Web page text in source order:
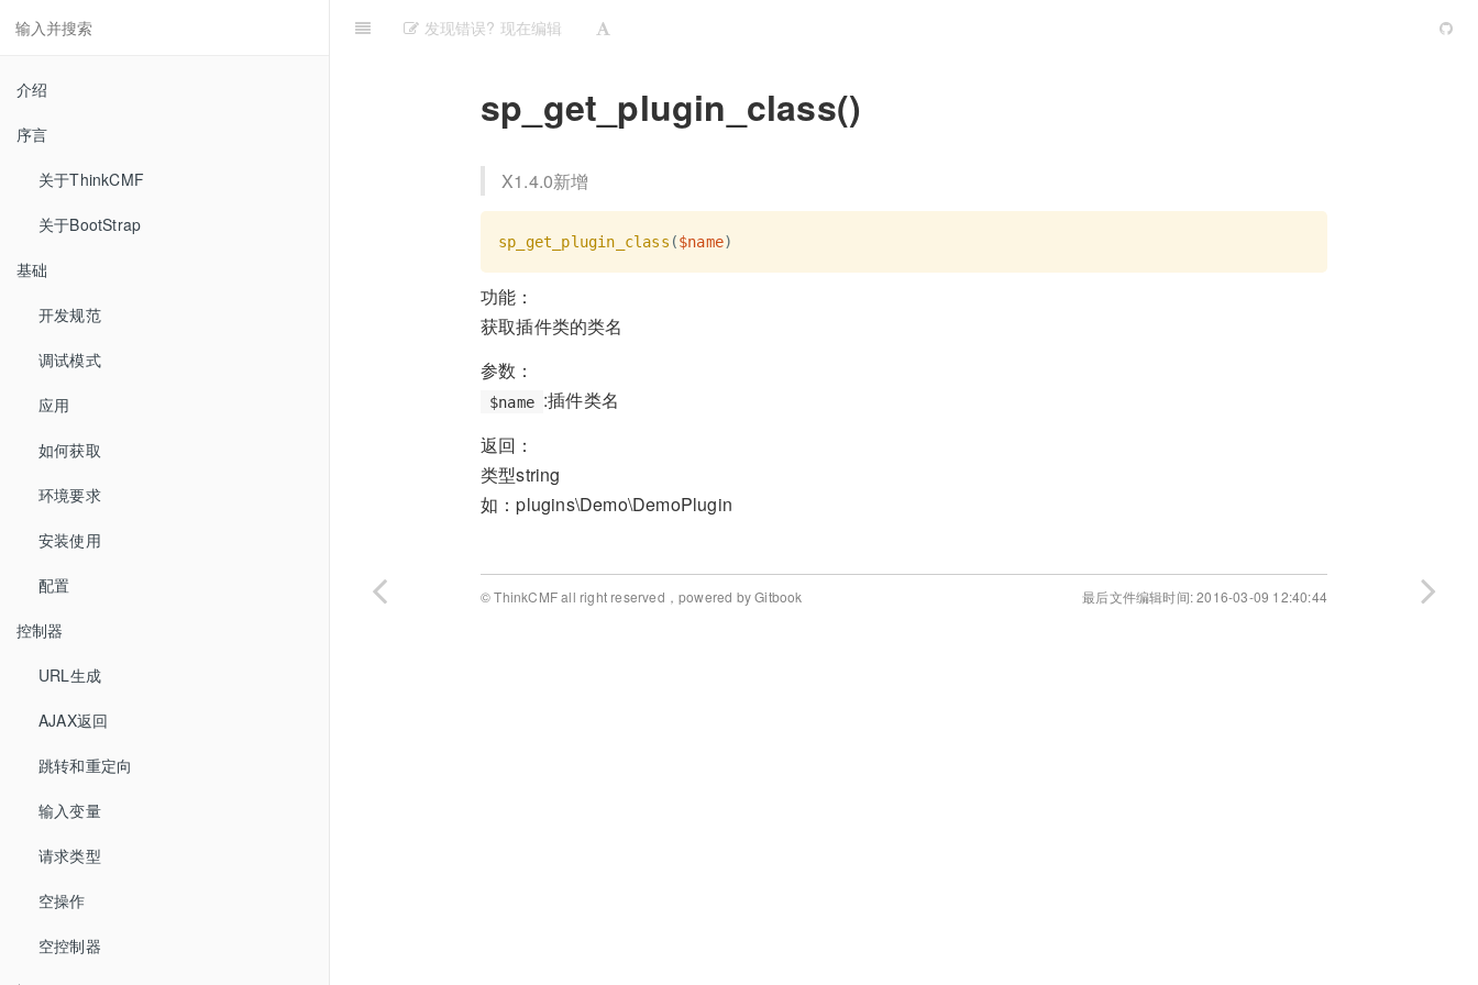
介绍
序言
关于ThinkCMF
关于BootStrap
基础
开发规范
调试模式
应用
如何获取
环境要求
安装使用
配置
控制器
URL生成
AJAX返回
跳转和重定向
输入变量
请求类型
空操作
空控制器
发现错误? 现在编辑
sp_get_plugin_class()
X1.4.0新增
sp_get_plugin_class ($name)
功能：
获取插件类的类名
参数：
$name :插件类名
返回：
类型string
如：plugins\Demo\DemoPlugin
© ThinkCMF all right reserved，powered by Gitbook 最后文件编辑时间: 2016-03-09 12:40:44